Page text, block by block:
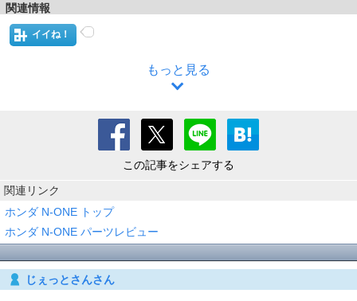
関連情報
イイね！
もっと見る
この記事をシェアする
関連リンク
ホンダ N-ONE トップ
ホンダ N-ONE パーツレビュー
じぇっとさんさん